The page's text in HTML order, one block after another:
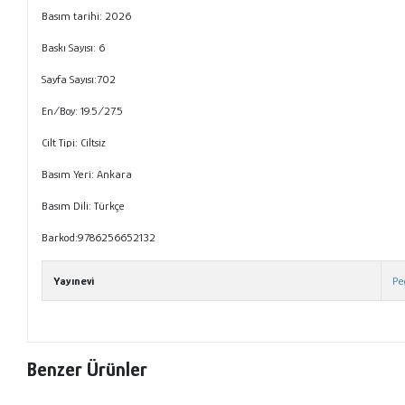
Basım tarihi: 2026
Baskı Sayısı: 6
Sayfa Sayısı:702
En/Boy: 19.5/27.5
Cilt Tipi: Ciltsiz
Basım Yeri: Ankara
Basım Dili: Türkçe
Barkod:9786256652132
Yayınevi
Benzer Ürünler